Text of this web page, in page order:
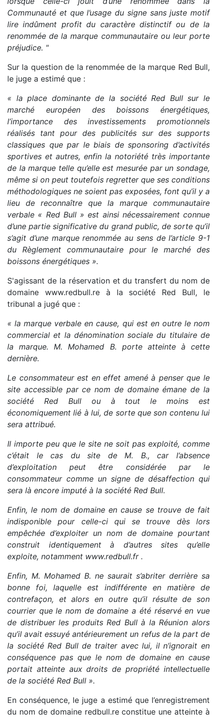
Communauté et que l’usage du signe sans juste motif
lire indûment profit du caractère distinctif ou de la
renommée de la marque communautaire ou leur porte
préjudice. "
Sur la question de la renommée de la marque Red Bull,
le juge a estimé que :
« la place dominante de la société Red Bull sur le
marché européen des boissons énergétiques,
l’importance des investissements promotionnels
réalisés tant pour des publicités sur des supports
classiques que par le biais de sponsoring d’activités
sportives et autres, enfin la notoriété très importante
de la marque telle qu’elle est mesurée par un sondage,
même si on peut toutefois regretter que ses conditions
méthodologiques ne soient pas exposées, font qu’il y a
lieu de reconnaître que la marque communautaire
verbale « Red Bull » est ainsi nécessairement connue
d’une partie significative du grand public, de sorte qu’il
s’agit d’une marque renommée au sens de l’article 9-1
du Règlement communautaire pour le marché des
boissons énergétiques ».
S'agissant de la réservation et du transfert du nom de
domaine www.redbull.re à la société Red Bull, le
tribunal a jugé que :
« la marque verbale en cause, qui est en outre le nom
commercial et la dénomination sociale du titulaire de
la marque. M. Mohamed B. porte atteinte à cette
dernière.
Le consommateur est en effet amené à penser que le
site accessible par ce nom de domaine émane de la
société Red Bull ou à tout le moins est
économiquement lié à lui, de sorte que son contenu lui
sera attribué.
Il importe peu que le site ne soit pas exploité, comme
c’était le cas du site de M. B., car l’absence
d’exploitation peut être considérée par le
consommateur comme un signe de désaffection qui
sera là encore imputé à la société Red Bull.
Enfin, le nom de domaine en cause se trouve de fait
indisponible pour celle-ci qui se trouve dès lors
empêchée d’exploiter un nom de domaine pourtant
construit identiquement à d’autres sites qu’elle
exploite, notamment www.redbull.fr .
Enfin, M. Mohamed B. ne saurait s’abriter derrière sa
bonne foi, laquelle est indifférente en matière de
contrefaçon, et alors en outre qu’il résulte de son
courrier que le nom de domaine a été réservé en vue
de distribuer les produits Red Bull à la Réunion alors
qu’il avait essuyé antérieurement un refus de la part de
la société Red Bull de traiter avec lui, il n’ignorait en
conséquence pas que le nom de domaine en cause
portait atteinte aux droits de propriété intellectuelle
de la société Red Bull ».
En conséquence, le juge a estimé que l’enregistrement
du nom de domaine redbull.re constitue une atteinte à